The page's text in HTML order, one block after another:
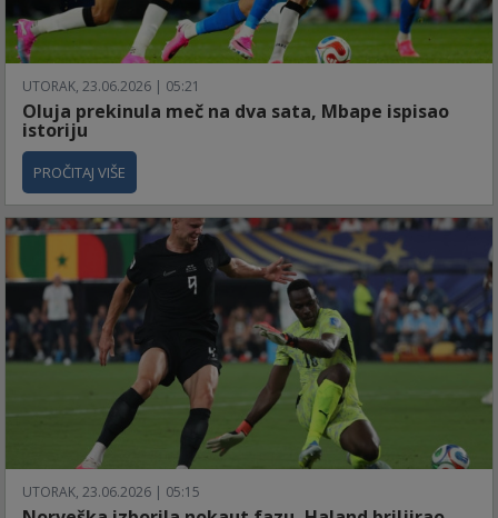
UTORAK, 23.06.2026 | 05:21
Oluja prekinula meč na dva sata, Mbape ispisao
istoriju
PROČITAJ VIŠE
UTORAK, 23.06.2026 | 05:15